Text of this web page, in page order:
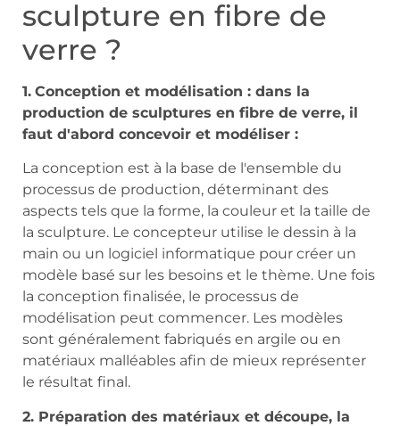
sculpture en fibre de
verre ?
1. Conception et modélisation : dans la
production de sculptures en fibre de verre, il
faut d'abord concevoir et modéliser :
La conception est à la base de l'ensemble du
processus de production, déterminant des
aspects tels que la forme, la couleur et la taille de
la sculpture. Le concepteur utilise le dessin à la
main ou un logiciel informatique pour créer un
modèle basé sur les besoins et le thème. Une fois
la conception finalisée, le processus de
modélisation peut commencer. Les modèles
sont généralement fabriqués en argile ou en
matériaux malléables afin de mieux représenter
le résultat final.
2. Préparation des matériaux et découpe, la